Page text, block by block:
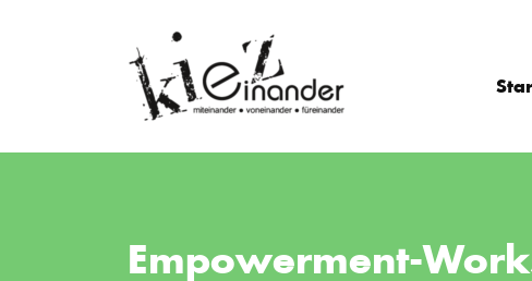
Empowerment-